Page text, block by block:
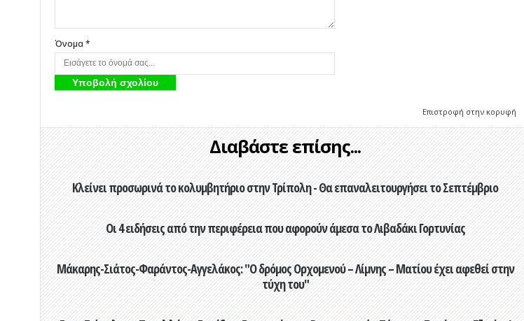
Όνομα *
Επιστροφή στην κορυφή
Διαβάστε επίσης...
Κλείνει προσωρινά το κολυμβητήριο στην Τρίπολη - Θα επαναλειτουργήσει το Σεπτέμβριο
Οι 4 ειδήσεις από την περιφέρεια που αφορούν άμεσα το Λιβαδάκι Γορτυνίας
Μάκαρης-Σιάτος-Φαράντος-Αγγελάκος: "Ο δρόμος Ορχομενού – Λίμνης – Ματίου έχει αφεθεί στην
τύχη του"